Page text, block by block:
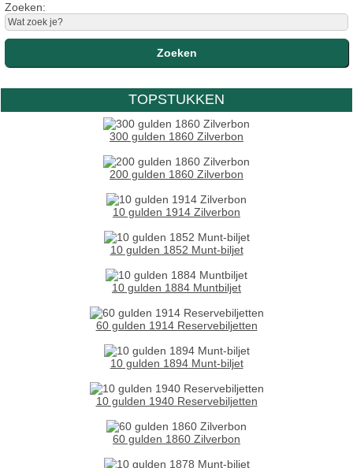
Zoeken:
TOPSTUKKEN
300 gulden 1860 Zilverbon
200 gulden 1860 Zilverbon
10 gulden 1914 Zilverbon
10 gulden 1852 Munt-biljet
10 gulden 1884 Muntbiljet
60 gulden 1914 Reservebiljetten
10 gulden 1894 Munt-biljet
10 gulden 1940 Reservebiljetten
60 gulden 1860 Zilverbon